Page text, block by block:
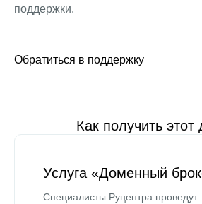
поддержки.
Обратиться в поддержку
Как получить этот
Услуга «Доменный
Специалисты Руцентра проведут